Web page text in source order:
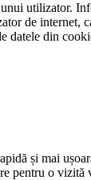
utilizator.
de
datele din
și mai
pentru o vizită